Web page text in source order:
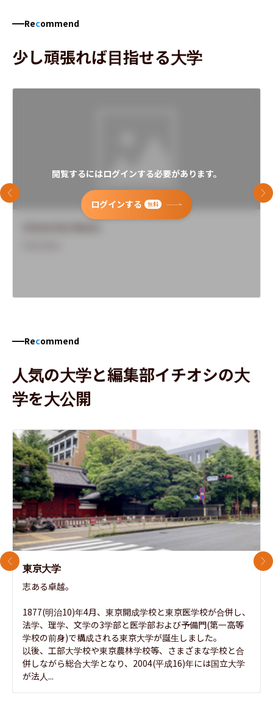
Recommend
少し頑張れば目指せる大学
閲覧するにはログインする必要があります。
ログインする 無料
前のスライド 次
Recommend
人気の大学と編集部イチオシの大
学を大公開
東京大学
志ある卓越。
1877(明治10)年4月、東京開成学校と東京医学校が合併し、
法学、理学、文学の3学部と医学部および予備門(第一高等
学校の前身)で構成される東京大学が誕生しました。
以後、工部大学校や東京農林学校等、さまざまな学校と合
併しながら総合大学となり、2004(平成16)年には国立大学
が法人...
前のスライド 次